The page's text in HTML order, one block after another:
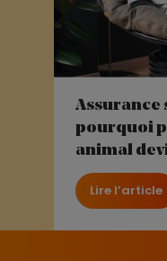
Assurance
pourquoi
animal
Lire l’article